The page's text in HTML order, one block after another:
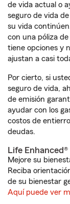
de vida actual o
seguro de vida
su vida
con una póliza
tiene opciones y
ajustan a casi
Por cierto, si
seguro de vida,
de emisión
ayudar con los
costos de
deudas.
Life Enhanced®
Mejore su
Reciba
de su bienestar
Aquí puede ver